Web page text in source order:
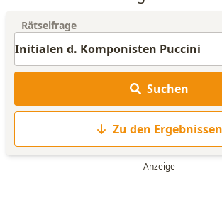
ANAGRAMM-
WORTLISTE
Rätselfrage
Suchen
Zu den Ergebnissen